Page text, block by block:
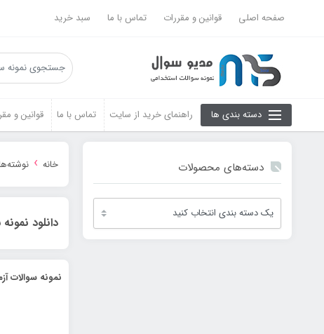
صفحه اصلی قوانین و مقررات تماس با ما سبد خرید
دسته بندی ها راهنمای خرید از سایت تماس با ما قوانین و
دسته‌های محصولات خانه ›
دانلود
نمونه سوالات